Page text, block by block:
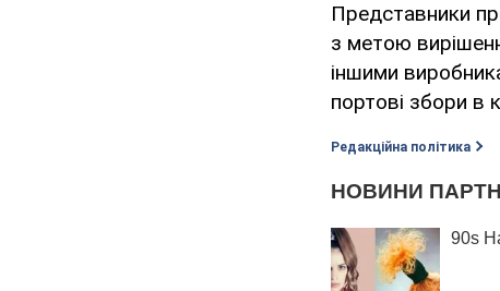
Представники
з метою
іншими
портові збори в
Редакційна політика